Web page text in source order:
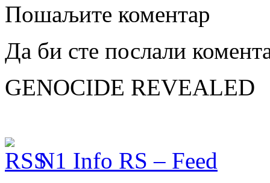
Пошаљите коментар
Да би сте послали
GENOCIDE REVEALED
N1 Info RS – Feed